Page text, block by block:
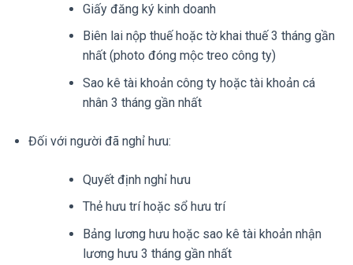
Giấy đăng ký kinh doanh
Biên lai nộp thuế hoặc tờ khai thuế 3 tháng gần
nhất (photo đóng mộc treo công ty)
Sao kê tài khoản công ty hoặc tài khoản cá
nhân 3 tháng gần nhất
Đối với người đã nghỉ hưu:
Quyết định nghỉ hưu
Thẻ hưu trí hoặc sổ hưu trí
Bảng lương hưu hoặc sao kê tài khoản nhận
lương hưu 3 tháng gần nhất